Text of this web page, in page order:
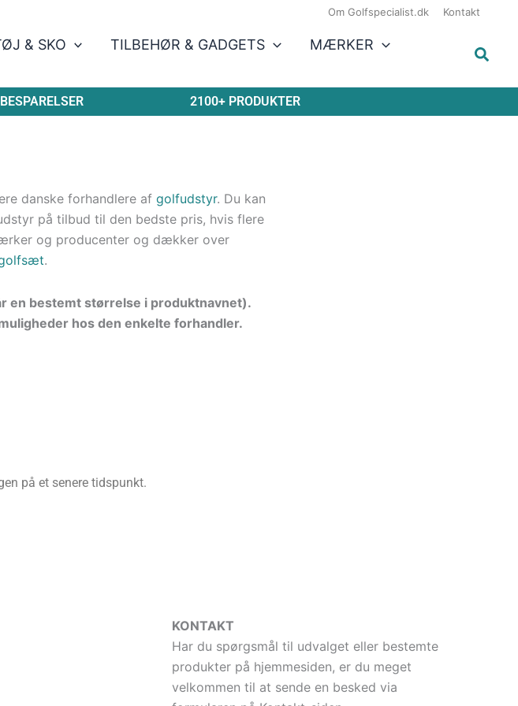
Om Golfspecialist.dk Kontakt
& SKO TILBEHØR & GADGETS
MÆRKER
2100+ PRODUKTER
danske forhandlere af golfudstyr. Du kan
på tilbud til den bedste pris, hvis flere
og producenter og dækker over
.
en bestemt størrelse i produktnavnet).
hos den enkelte forhandler.
på et senere tidspunkt.
KONTAKT
Har du spørgsmål til udvalget eller bestemte
produkter på hjemmesiden, er du meget
velkommen til at sende en besked via